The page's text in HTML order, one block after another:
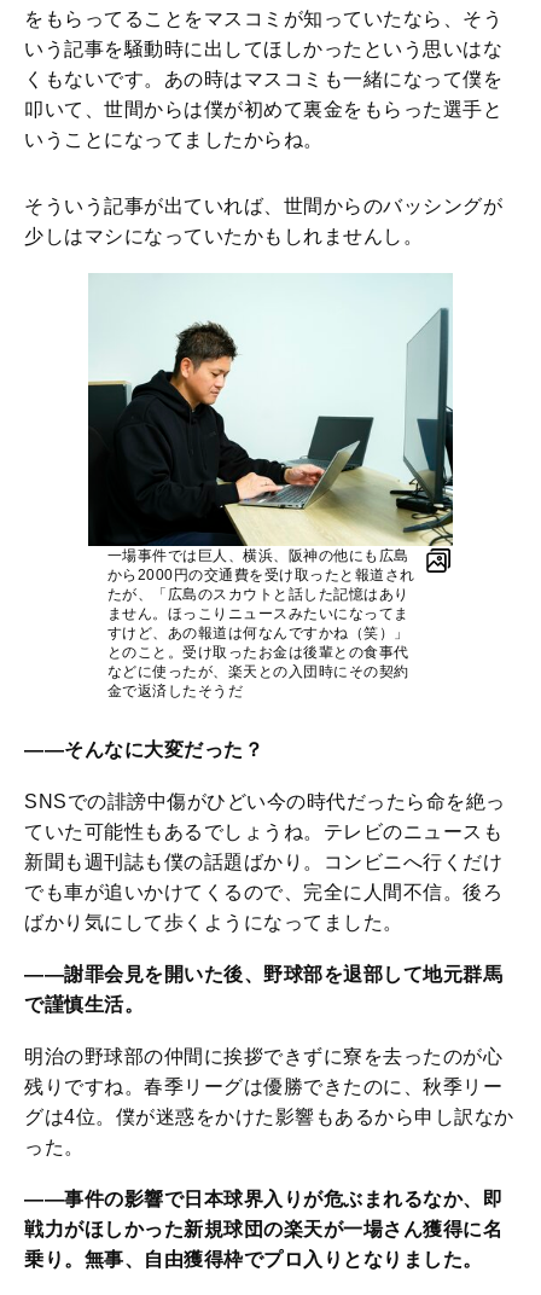
をもらってることをマスコミが知っていたなら、そう
いう記事を騒動時に出してほしかったという思いはな
くもないです。あの時はマスコミも一緒になって僕を
叩いて、世間からは僕が初めて裏金をもらった選手と
いうことになってましたからね。
そういう記事が出ていれば、世間からのバッシングが
少しはマシになっていたかもしれませんし。
一場事件では巨人、横浜、阪神の他にも広島
から2000円の交通費を受け取ったと報道され
たが、「広島のスカウトと話した記憶はあり
ません。ほっこりニュースみたいになってま
すけど、あの報道は何なんですかね（笑）」
とのこと。受け取ったお金は後輩との食事代
などに使ったが、楽天との入団時にその契約
金で返済したそうだ
――そんなに大変だった？
SNSでの誹謗中傷がひどい今の時代だったら命を絶っ
ていた可能性もあるでしょうね。テレビのニュースも
新聞も週刊誌も僕の話題ばかり。コンビニへ行くだけ
でも車が追いかけてくるので、完全に人間不信。後ろ
ばかり気にして歩くようになってました。
――謝罪会見を開いた後、野球部を退部して地元群馬
で謹慎生活。
明治の野球部の仲間に挨拶できずに寮を去ったのが心
残りですね。春季リーグは優勝できたのに、秋季リー
グは4位。僕が迷惑をかけた影響もあるから申し訳なか
った。
――事件の影響で日本球界入りが危ぶまれるなか、即
戦力がほしかった新規球団の楽天が一場さん獲得に名
乗り。無事、自由獲得枠でプロ入りとなりました。